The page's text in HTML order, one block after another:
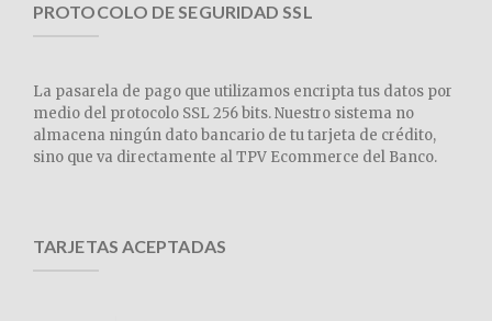
PROTOCOLO DE SEGURIDAD SSL
La pasarela de pago que utilizamos encripta tus datos por
medio del protocolo SSL 256 bits. Nuestro sistema no
almacena ningún dato bancario de tu tarjeta de crédito,
sino que va directamente al TPV Ecommerce del Banco.
TARJETAS ACEPTADAS